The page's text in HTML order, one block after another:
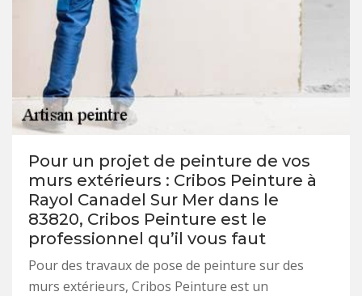
Pour un projet de peinture de vos
murs extérieurs : Cribos Peinture à
Rayol Canadel Sur Mer dans le
83820, Cribos Peinture est le
professionnel qu’il vous faut
Pour des travaux de pose de peinture sur des
murs extérieurs, Cribos Peinture est un